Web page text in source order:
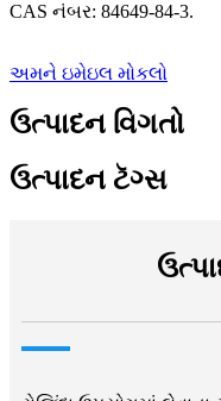
CAS નંબર: 84649-84-3.
અમને ઇમેઇલ મોકલો
ઉત્પાદન વિગતો
ઉત્પાદન ટૅગ્સ